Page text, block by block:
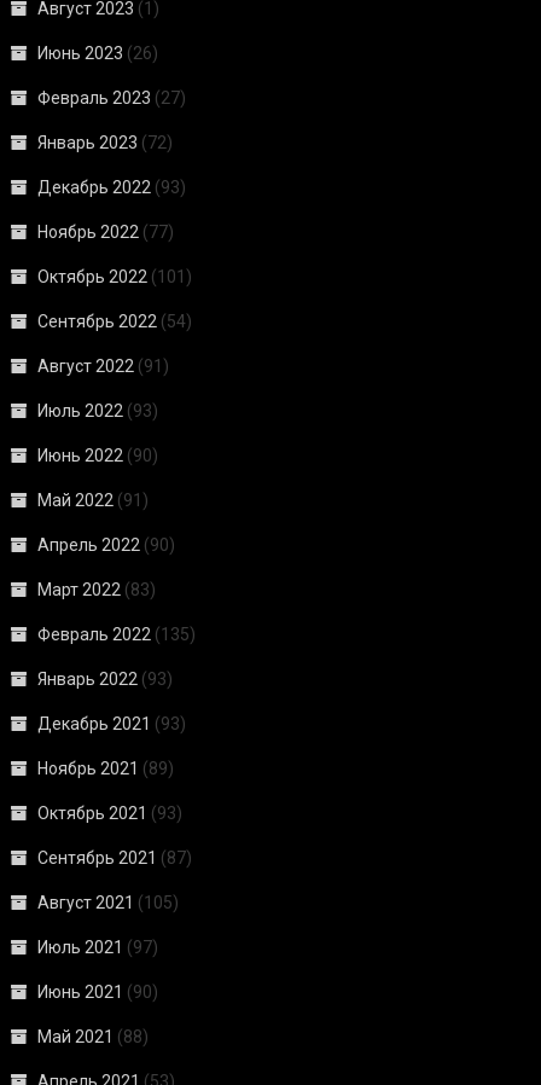
Август 2023 (1)
Июнь 2023 (26)
Февраль 2023 (27)
Январь 2023 (72)
Декабрь 2022 (93)
Ноябрь 2022 (77)
Октябрь 2022 (101)
Сентябрь 2022 (54)
Август 2022 (91)
Июль 2022 (93)
Июнь 2022 (90)
Май 2022 (91)
Апрель 2022 (90)
Март 2022 (83)
Февраль 2022 (135)
Январь 2022 (93)
Декабрь 2021 (93)
Ноябрь 2021 (89)
Октябрь 2021 (93)
Сентябрь 2021 (87)
Август 2021 (105)
Июль 2021 (97)
Июнь 2021 (90)
Май 2021 (88)